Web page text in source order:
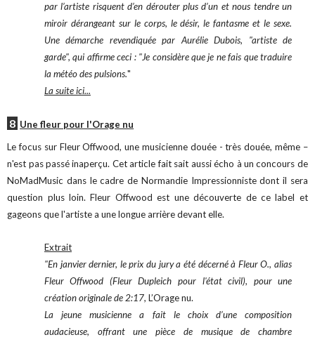
par l’artiste risquent d’en dérouter plus d’un et nous tendre un
miroir dérangeant sur le corps, le désir, le fantasme et le sexe.
Une démarche revendiquée par Aurélie Dubois, "artiste de
garde", qui affirme ceci : "Je considère que je ne fais que traduire
la météo des pulsions."
La suite ici...
8 Une fleur pour l'Orage nu
Le focus sur Fleur Offwood, une musicienne douée - très douée, même –
n'est pas passé inaperçu. Cet article fait sait aussi écho à un concours de
NoMadMusic dans le cadre de Normandie Impressionniste dont il sera
question plus loin. Fleur Offwood est une découverte de ce label et
gageons que l'artiste a une longue arrière devant elle.
Extrait
"En janvier dernier, le prix du jury a été décerné à Fleur O., alias
Fleur Offwood (Fleur Dupleich pour l'état civil), pour une
création originale de 2:17, L’Orage nu.
La jeune musicienne a fait le choix d’une composition
audacieuse, offrant une pièce de musique de chambre